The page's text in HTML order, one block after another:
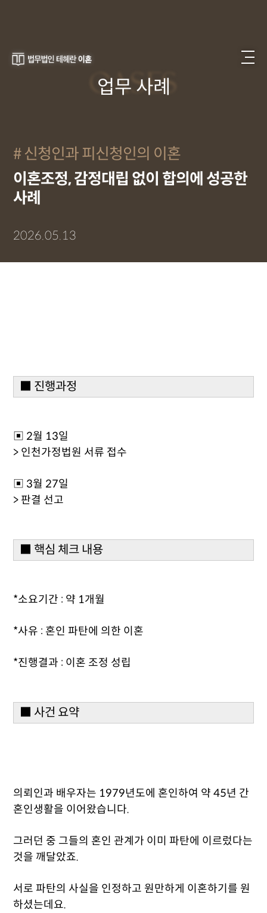
CASES
업무 사례
신청인과 피신청인의 이혼
이혼조정, 감정대립 없이 합의에 성공한
사례
2026.05.13
■ 진행과정
▣ 2월 13일
> 인천가정법원 서류 접수
▣ 3월 27일
> 판결 선고
■ 핵심 체크 내용
*소요기간 : 약 1개월
*사유 : 혼인 파탄에 의한 이혼
*진행결과 : 이혼 조정 성립
■ 사건 요약
의뢰인과 배우자는 1979년도에 혼인하여 약 45년 간
혼인생활을 이어왔습니다.
그러던 중 그들의 혼인 관계가 이미 파탄에 이르렀다는
것을 깨달았죠.
서로 파탄의 사실을 인정하고 원만하게 이혼하기를 원
하셨는데요.